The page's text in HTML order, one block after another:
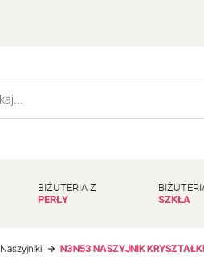
BIŻUTERIA Z
PERŁY
SZKŁA
Naszyjniki N3N53 NASZYJNIK